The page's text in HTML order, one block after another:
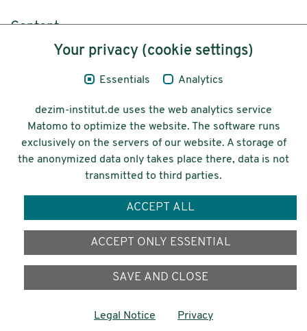
Content
Legal Notice
© 2026 Deutsches Zentrum für
Integrations-
und Migrationsforschung DeZIM e.V.
Your privacy (cookie settings)
Essentials Analytics
dezim-institut.de uses the web analytics service
Matomo to optimize the website. The software runs
exclusively on the servers of our website. A storage of
the anonymized data only takes place there, data is not
transmitted to third parties.
ACCEPT ALL
ACCEPT ONLY ESSENTIAL
SAVE AND CLOSE
Legal Notice Privacy